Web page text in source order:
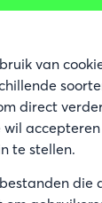
van
direct
wil
te stellen.
die